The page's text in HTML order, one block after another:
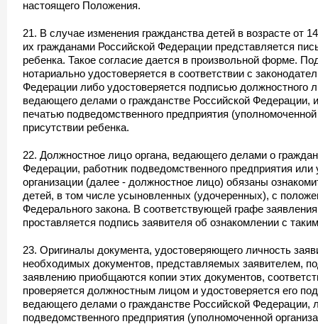
настоящего Положения.
21. В случае изменения гражданства детей в возрасте от
их гражданами Российской Федерации представляется
ребенка. Такое согласие дается в произвольной форме.
нотариально удостоверяется в соответствии с
Федерации либо удостоверяется подписью должностного
ведающего делами о гражданстве Российской Федерации,
печатью подведомственного предприятия
присутствии ребенка.
22. Должностное лицо органа, ведающего делами о
Федерации, работник подведомственного предприятия или
организации (далее - должностное лицо) обязаны
детей, в том числе усыновленных (удочеренных), с
Федерального закона. В соответствующей графе
проставляется подпись заявителя об ознакомлении с
23. Оригиналы документа, удостоверяющего личность
необходимых документов, представляемых заявителем,
заявлению приобщаются копии этих документов,
проверяется должностным лицом и удостоверяется его
ведающего делами о гражданстве Российской Федерации,
подведомственного предприятия (уполномоченной